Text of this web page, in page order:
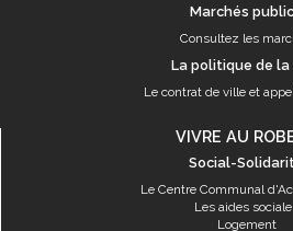
Marchés
Consultez les
La politique de la
Le contrat de ville et
VIVRE AU
Social-
Le Centre Communal
Les aides
Logement